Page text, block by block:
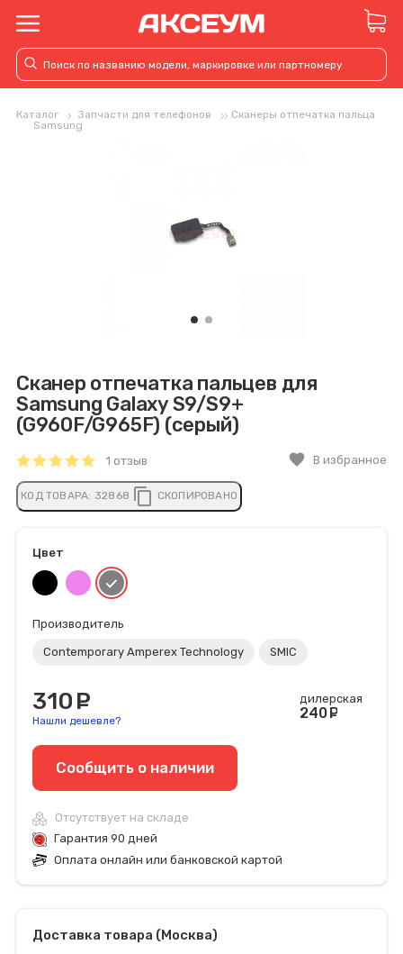
Каталог Запчасти для телефонов
Сканеры отпечатка пальца
Samsung
Сканер отпечатка пальцев для
Samsung Galaxy S9/S9+
(G960F/G965F) (серый)
1 отзыв favorite В избранное
КОД ТОВАРА: 32868 content_copy СКОПИРОВАНО
Цвет
Производитель
Contemporary Amperex Technology SMIC
310
Нашли дешевле?
дилерская
240
Сообщить o наличии
Отсутствует на складе
Гарантия 90 дней
Оплата онлайн или банковской картой
Доставка товара (Москва)